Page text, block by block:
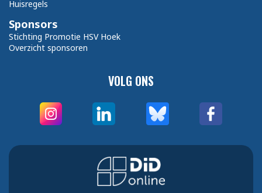
VOLG ONS
Huisregels
Sponsors
Stichting Promotie HSV Hoek
Overzicht sponsoren